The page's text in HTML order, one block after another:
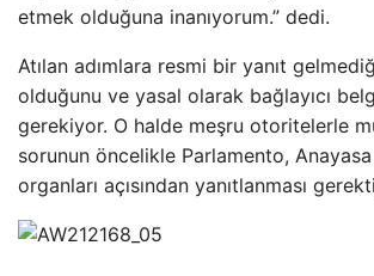
etmek olduğuna inanıyorum.” dedi.
Atılan adımlara resmi bir yanıt
olduğunu ve yasal olarak bağlayıcı
gerekiyor. O halde meşru otoritelerle
sorunun öncelikle Parlamento,
organları açısından yanıtlanması